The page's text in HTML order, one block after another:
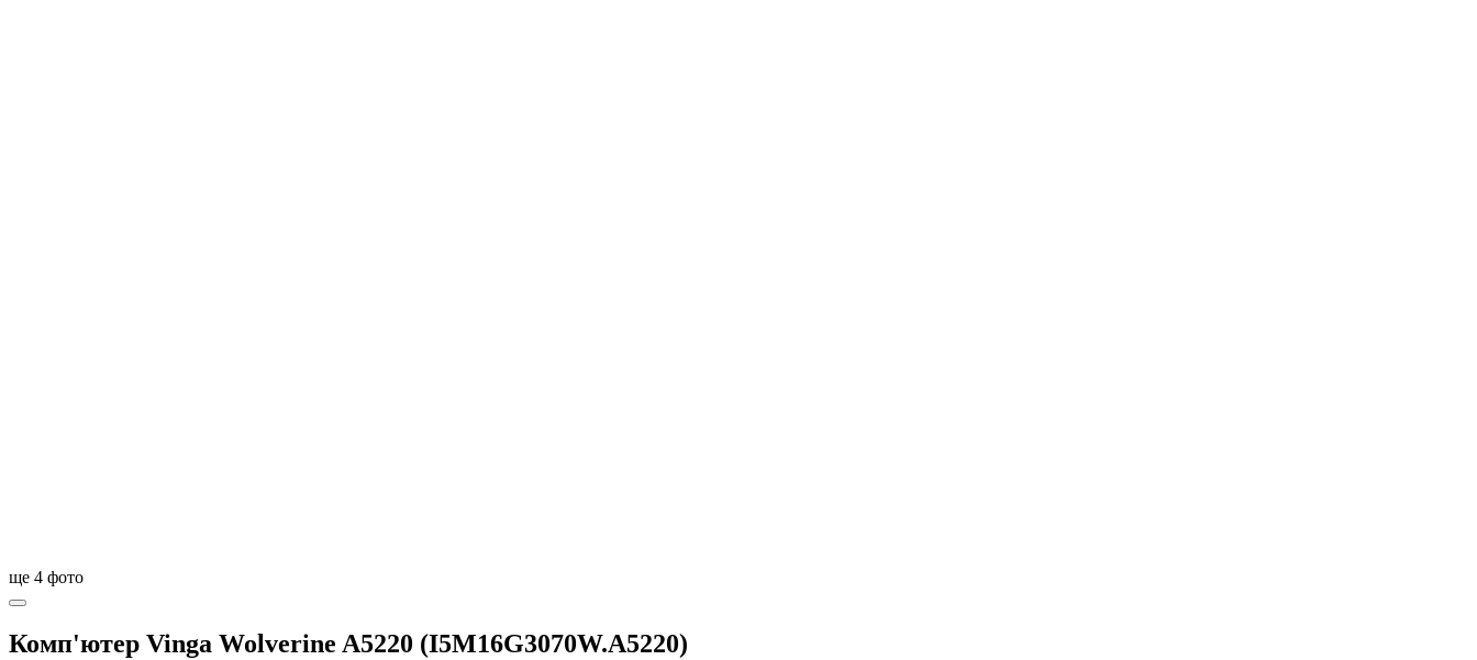
ще 4 фото
Комп'ютер Vinga Wolverine A5220 (I5M16G3070W.A5220)